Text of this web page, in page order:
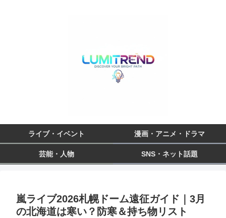
ライブ・イベント 漫画・アニメ・ドラマ
芸能・人物 SNS・ネット話題
嵐ライブ2026札幌ドーム遠征ガイド｜3月
の北海道は寒い？防寒＆持ち物リスト